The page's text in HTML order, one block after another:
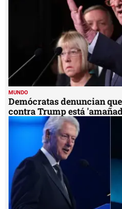
MUNDO
Demócratas denuncian
contra Trump está